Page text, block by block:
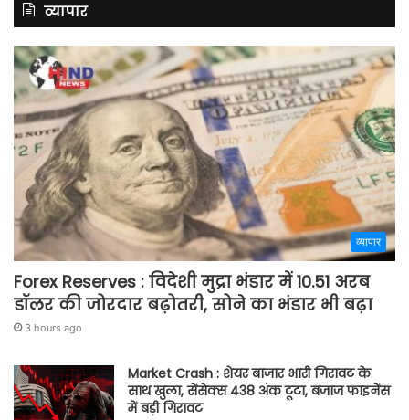
व्यापार
व्यापार
Forex Reserves : विदेशी मुद्रा भंडार में 10.51 अरब
डॉलर की जोरदार बढ़ोतरी, सोने का भंडार भी बढ़ा
3 hours ago
Market Crash : शेयर बाजार भारी गिरावट के
साथ खुला, सेंसेक्स 438 अंक टूटा, बजाज फाइनेंस
में बड़ी गिरावट